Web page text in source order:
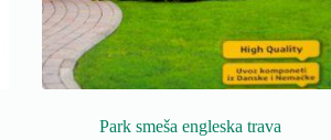
Park smeša engleska trava